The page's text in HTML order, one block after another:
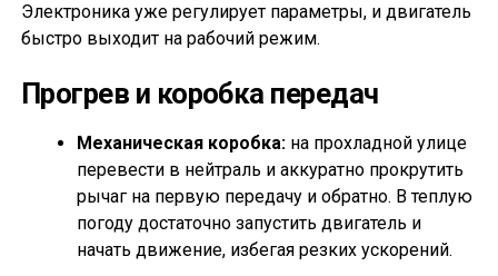
Электроника уже регулирует параметры, и двигатель
быстро выходит на рабочий режим.
Прогрев и коробка передач
Механическая коробка:на прохладной улице
перевести в нейтраль и аккуратно прокрутить
рычаг на первую передачу и обратно. В теплую
погоду достаточно запустить двигатель и
начать движение, избегая резких ускорений.